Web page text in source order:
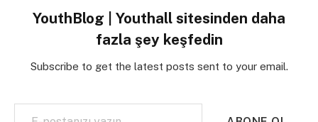
YouthBlog | Youthall sitesinden daha
fazla şey keşfedin
Subscribe to get the latest posts sent to your email.
E-postanızı yazın…